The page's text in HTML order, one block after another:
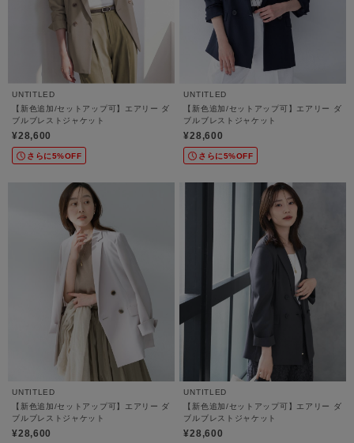
UNTITLED
【新色追加/セットアップ可】エアリー ダ
ブルブレストジャケット
¥28,600
さらに5%OFF
UNTITLED
【新色追加/セットアップ可】エアリー ダ
ブルブレストジャケット
¥28,600
さらに5%OFF
UNTITLED
【新色追加/セットアップ可】エアリー ダ
ブルブレストジャケット
¥28,600
UNTITLED
【新色追加/セットアップ可】エアリー ダ
ブルブレストジャケット
¥28,600